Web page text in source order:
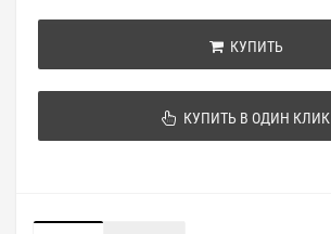
КУПИТЬ
КУПИТЬ В ОДИН КЛИК